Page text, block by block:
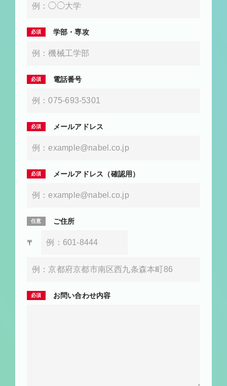
学部・専攻
電話番号
メールアドレス
メールアドレス（確認用）
ご住所
〒
お問い合わせ内容